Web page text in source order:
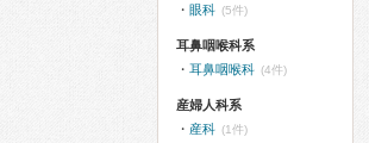
眼科 (5件)
耳鼻咽喉科系
耳鼻咽喉科 (4件)
産婦人科系
産科 (1件)